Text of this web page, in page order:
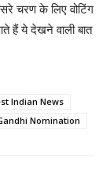
चरण के लिए वोटिंग
हैं ये देखने वाली बात
Indian News
Nomination